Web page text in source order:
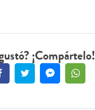
¡Compártelo!